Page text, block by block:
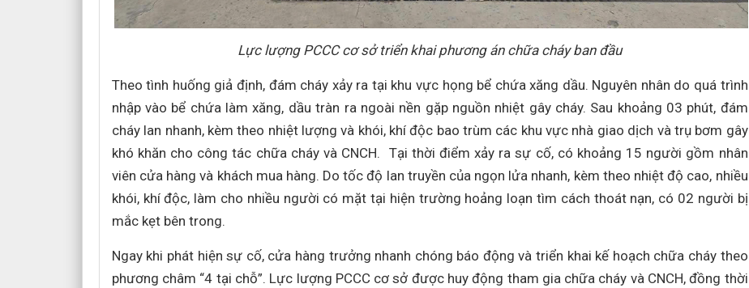
Lực lượng PCCC cơ sở triển khai phương án chữa cháy ban đầu
Theo tình huống giả định, đám cháy xảy ra tại khu vực họng bể chứa xăng dầu. Nguyên nhân do quá trình
nhập vào bể chứa làm xăng, dầu tràn ra ngoài nền gặp nguồn nhiệt gây cháy. Sau khoảng 03 phút, đám
cháy lan nhanh, kèm theo nhiệt lượng và khói, khí độc bao trùm các khu vực nhà giao dịch và trụ bơm gây
khó khăn cho công tác chữa cháy và CNCH. Tại thời điểm xảy ra sự cố, có khoảng 15 người gồm nhân
viên cửa hàng và khách mua hàng. Do tốc độ lan truyền của ngọn lửa nhanh, kèm theo nhiệt độ cao, nhiều
khói, khí độc, làm cho nhiều người có mặt tại hiện trường hoảng loạn tìm cách thoát nạn, có 02 người bị
mắc kẹt bên trong.
Ngay khi phát hiện sự cố, cửa hàng trưởng nhanh chóng báo động và triển khai kế hoạch chữa cháy theo
phương châm “4 tại chỗ”. Lực lượng PCCC cơ sở được huy động tham gia chữa cháy và CNCH, đồng thời